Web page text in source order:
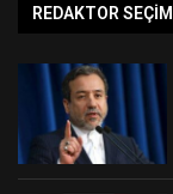
REDAKTOR